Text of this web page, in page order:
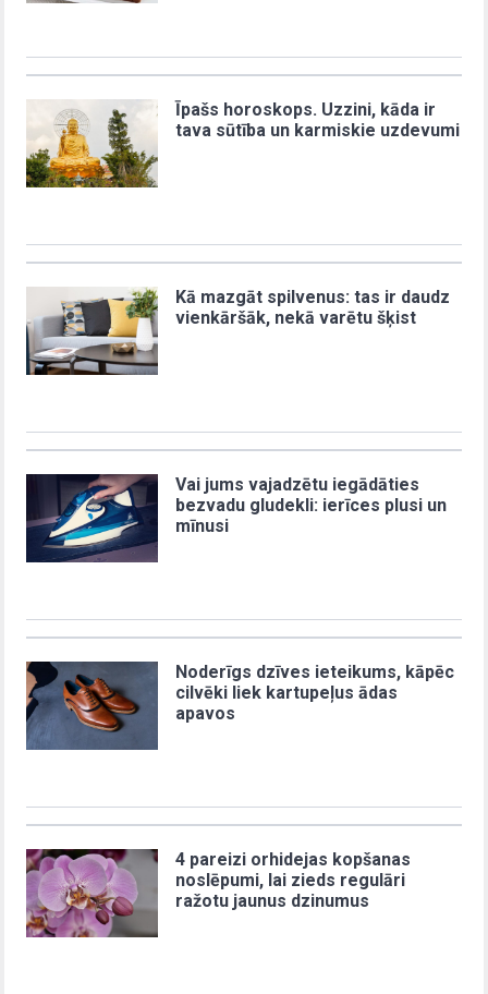
Īpašs horoskops. Uzzini, kāda ir
tava sūtība un karmiskie uzdevumi
Kā mazgāt spilvenus: tas ir daudz
vienkāršāk, nekā varētu šķist
Vai jums vajadzētu iegādāties
bezvadu gludekli: ierīces plusi un
mīnusi
Noderīgs dzīves ieteikums, kāpēc
cilvēki liek kartupeļus ādas
apavos
4 pareizi orhidejas kopšanas
noslēpumi, lai zieds regulāri
ražotu jaunus dzinumus